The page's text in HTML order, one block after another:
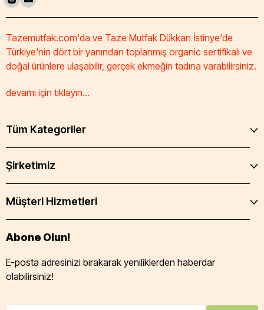
Tazemutfak.com'da ve Taze Mutfak Dükkan İstinye'de
Türkiye'nin dört bir yanından toplanmış organic sertifikalı ve
doğal ürünlere ulaşabilir, gerçek ekmeğin tadına varabilirsiniz.
devamı için tıklayın...
Tüm Kategoriler
Şirketimiz
Müşteri Hizmetleri
Abone Olun!
E-posta adresinizi bırakarak yeniliklerden haberdar
olabilirsiniz!